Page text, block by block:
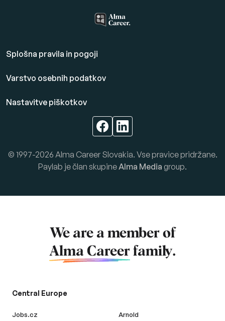
Splošna pravila in pogoji
Varstvo osebnih podatkov
Nastavitve piškotkov
© 1997-2026 Alma Career Slovakia. Vse pravice pridržane.
Paylab je član skupineAlma Media group.
We are a member of
Alma Career family.
Central Europe
Jobs.cz
Arnold